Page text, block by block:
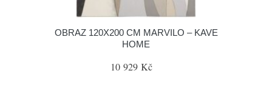
OBRAZ 120X200 CM MARVILO – KAVE
HOME
10 929 Kč